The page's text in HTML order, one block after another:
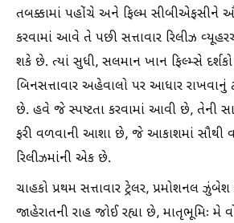
તબક્કામાં પહોંચે અને ફિલ્મ સીબીએફસીને
કરવામાં આવે તે પછી સત્તાવાર રિલીઝ
શકે છે. ત્યાં સુધી, સલમાન ખાન ફિલ્મ્સે
બિનસત્તાવાર અહેવાલો પર આધાર રાખવાનું
છે. હવે જે સ્પષ્ટતા કરવામાં આવી છે, તેની
ફરી વળવાની આશા છે, જે આકાશમાં સૌથી
રિલીઝમાંની એક છે.
ચાહકો પ્રથમ સત્તાવાર ટ્રેલર, પ્રમોશનલ
જાહેરાતની રાહ જોઈ રહ્યા છે, માતૃભૂમિઃ મે